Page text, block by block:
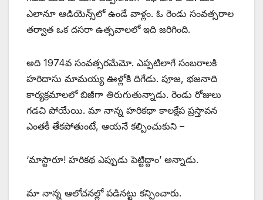
ఎలానూ ఆడియెన్స్‌లో ఉండే వాళ్లం. ఓ రెండు సంవత్సరాల
తర్వాత ఒక దసరా ఉత్సవాలలో ఇది జరిగింది.
అది 1974వ సంవత్సరమేమో. ఎప్పటిలాగే సంబరాలకి
హరిదాసు మామయ్య ఊళ్లోకి దిగేడు. పూజ, భజనాది
కార్యక్రమాలలో బిజీగా తిరుగుతున్నాడు. రెండు రోజులు
గడచి పోయేయి. మా నాన్న హరికథా కాలక్షేప ప్రస్తావన
ఎంతకీ తేకపోతుంటే, ఆయనే కల్పించుకుని –
‘మాస్టారూ! హరికథ ఎప్పుడు పెట్టిద్దాం’ అన్నాడు.
మా నాన్న ఆలోచనల్లో పడినట్టు కన్పించారు.